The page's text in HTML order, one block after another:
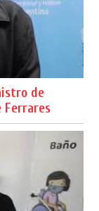
de
Ferrares